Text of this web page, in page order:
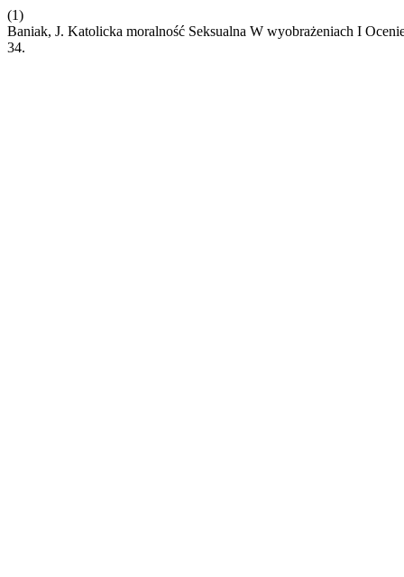
(1)
Baniak, J. Katolicka moralność Seksualna W wyobrażeniach I
34.